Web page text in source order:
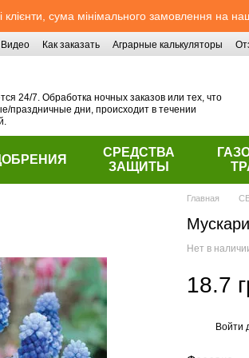
клієнти, сума мінімального замовлення на
Видео Как заказать Аграрные калькуляторы
24/7. Обработка ночных заказов или тех, что
дни, происходит в течении
СРЕДСТВА
ЗАЩИТЫ
Главная
Нет в
18.7
Войти